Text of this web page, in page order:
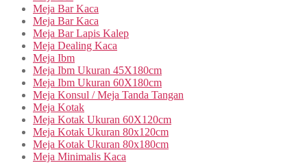
Meja Bar Kaca
Meja Bar Kaca
Meja Bar Lapis Kalep
Meja Dealing Kaca
Meja Ibm
Meja Ibm Ukuran 45X180cm
Meja Ibm Ukuran 60X180cm
Meja Konsul / Meja Tanda Tangan
Meja Kotak
Meja Kotak Ukuran 60X120cm
Meja Kotak Ukuran 80x120cm
Meja Kotak Ukuran 80x180cm
Meja Minimalis Kaca